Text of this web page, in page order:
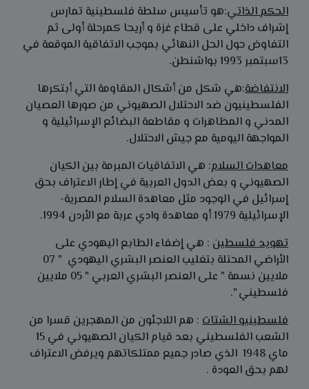
الحكم الذاتي:هو تأسيس سلطة فلسطينية تمارس
إشراف داخلي على قطاع غزة و أريحا كمرحلة أولى ثم
التفاوض حول الحل النهائي بموجب الاتفاقية الموقعة في
13سبتمبر 1993 بواشنطن.
الانتفاضة:هي شكل من أشكال المقاومة التي أبتكرها
الفلسطينيون ضد الاحتلال الصهيوني من صورها العصيان
المدني و المظاهرات و مقاطعة البضائع الإسرائيلية و
المواجهة اليومية مع جيش الاحتلال.
معاهدات السلام: هي الاتفاقيات المبرمة بين الكيان
الصهيوني و بعض الدول العربية في إطار الاعتراف بحق
إسرائيل في الوجود مثل معاهدة السلام المصرية-
الإسرائيلية 1979 أو معاهدة وادي عربة مع الأردن 1994.
تهويد فلسطين : هي إضفاء الطابع اليهودي على
الأراضي المحتلة بتغليب العنصر البشري اليهودي " 07
ملايين نسمة " على العنصر البشري العربي " 05 ملايين
فلسطيني ".
فلسطينيو الشتات : هم اللاجئون من المهجرين قسرا من
الشعب الفلسطيني بعد قيام الكيان الصهيوني في 15
ماي 1948 الذي صادر جميع ممتلكاتهم ويرفض الاعتراف
لهم بحق العودة .